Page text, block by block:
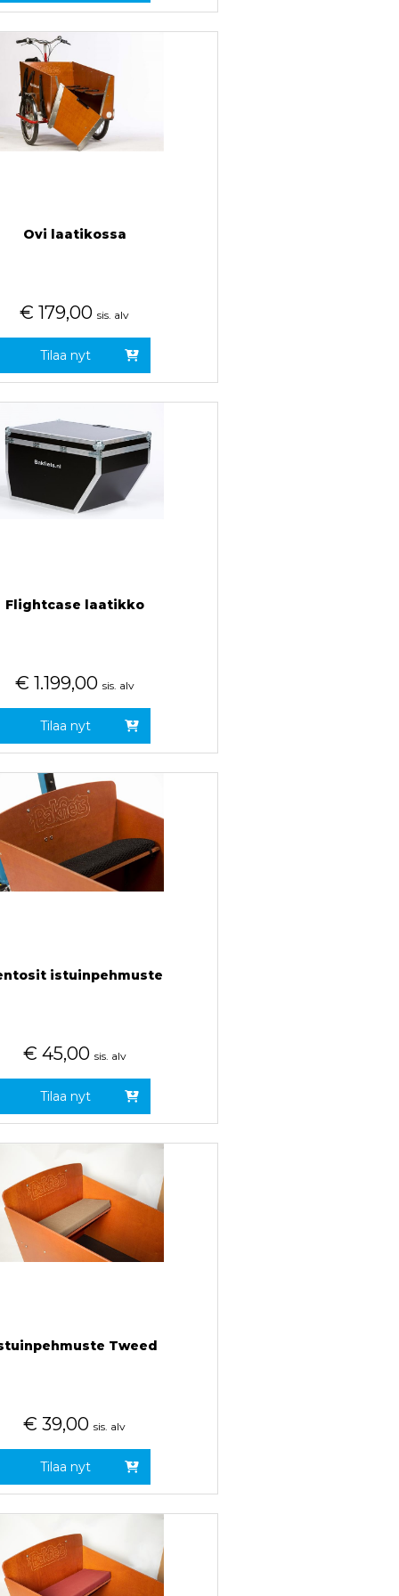
Ovi laatikossa
€ 179,00 sis. alv
Tilaa nyt
Flightcase laatikko
€ 1.199,00 sis. alv
Tilaa nyt
istuinpehmuste
€ 45,00 sis. alv
Tilaa nyt
Tweed
€ 39,00 sis. alv
Tilaa nyt